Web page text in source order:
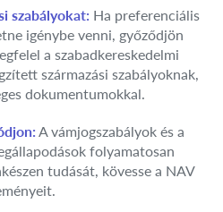
szabályokat: Ha preferenciális
igénybe venni, győződjön
a szabadkereskedelmi
származási szabályoknak,
dokumentumokkal.
A vámjogszabályok és a
folyamatosan
tudását, kövesse a NAV